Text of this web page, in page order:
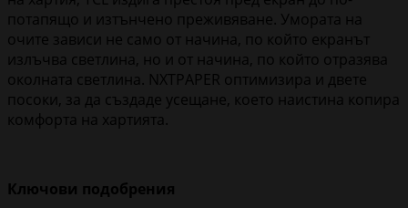
потапящо и изтънчено преживяване. Умората на
очите зависи не само от начина, по който екранът
излъчва светлина, но и от начина, по който отразява
околната светлина. NXTPAPER оптимизира и двете
посоки, за да създаде усещане, което наистина копира
комфорта на хартията.
Ключови подобрения